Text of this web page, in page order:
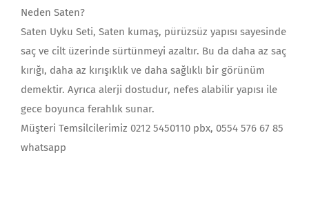
Neden Saten?
Saten Uyku Seti, Saten kumaş, pürüzsüz yapısı sayesinde
saç ve cilt üzerinde sürtünmeyi azaltır. Bu da daha az saç
kırığı, daha az kırışıklık ve daha sağlıklı bir görünüm
demektir. Ayrıca alerji dostudur, nefes alabilir yapısı ile
gece boyunca ferahlık sunar.
Müşteri Temsilcilerimiz 0212 5450110 pbx, 0554 576 67 85
whatsapp